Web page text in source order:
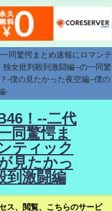
同驚愕まとめ速報にロマンテ
女批判殺到激闘編--の一同驚
-僕の見たかった夜空編--僕の
-
！--二代
同驚愕ま
ティック
見たかっ
到激闘編
ス、閲覧、こちらのサービ